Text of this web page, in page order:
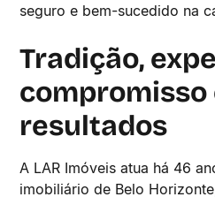
seguro e bem-sucedido na
Tradição,
compromisso
resultados
A LAR Imóveis atua há 46
imobiliário de Belo